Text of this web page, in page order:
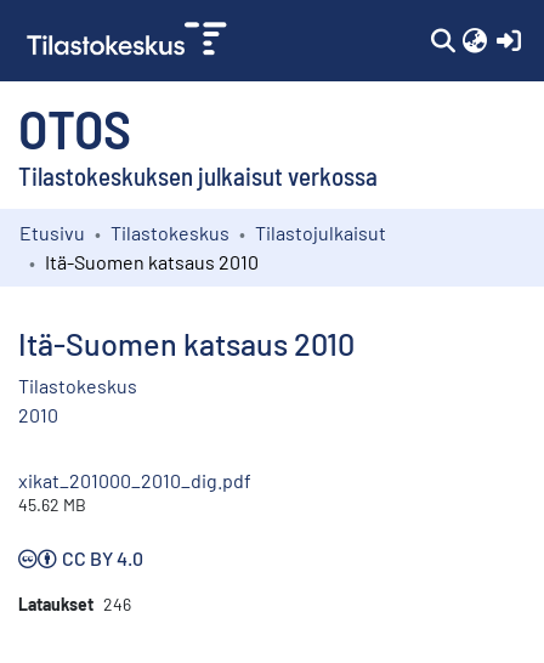
OTOS
Tilastokeskuksen julkaisut verkossa
Kokoelmat
Etusivu Tilastokeskus
Tilastojulkaisut
Itä-Suomen katsaus 2010
Itä-Suomen katsaus 2010
Tilastokeskus
2010
xikat_201000_2010_dig.pdf
45.62 MB
CC BY 4.0
Lataukset 246